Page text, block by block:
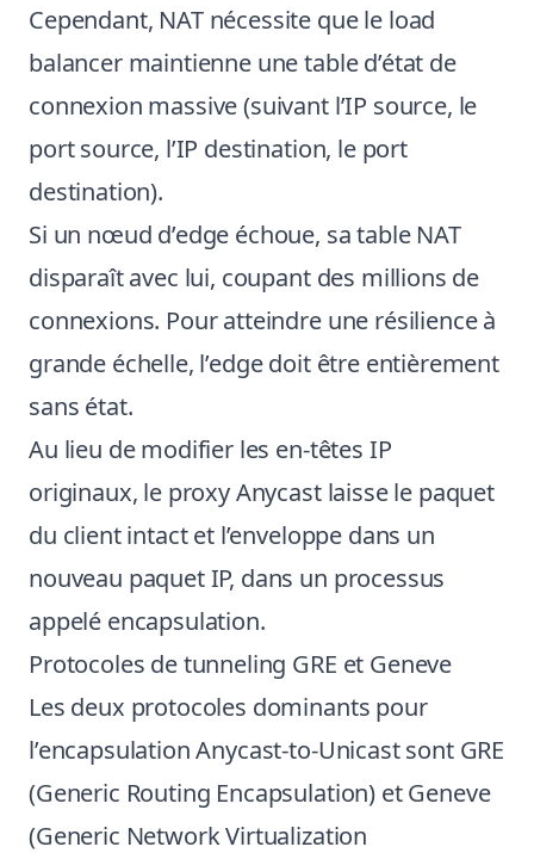
Cependant, NAT nécessite que le load
balancer maintienne une table d’état de
connexion massive (suivant l’IP source, le
port source, l’IP destination, le port
destination).
Si un nœud d’edge échoue, sa table NAT
disparaît avec lui, coupant des millions de
connexions. Pour atteindre une résilience à
grande échelle, l’edge doit être entièrement
sans état.
Au lieu de modifier les en-têtes IP
originaux, le proxy Anycast laisse le paquet
du client intact et l’enveloppe dans un
nouveau paquet IP, dans un processus
appelé encapsulation.
Protocoles de tunneling GRE et Geneve
Les deux protocoles dominants pour
l’encapsulation Anycast-to-Unicast sont GRE
(Generic Routing Encapsulation) et Geneve
(Generic Network Virtualization